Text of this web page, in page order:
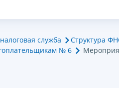
служба Структура
№ 6